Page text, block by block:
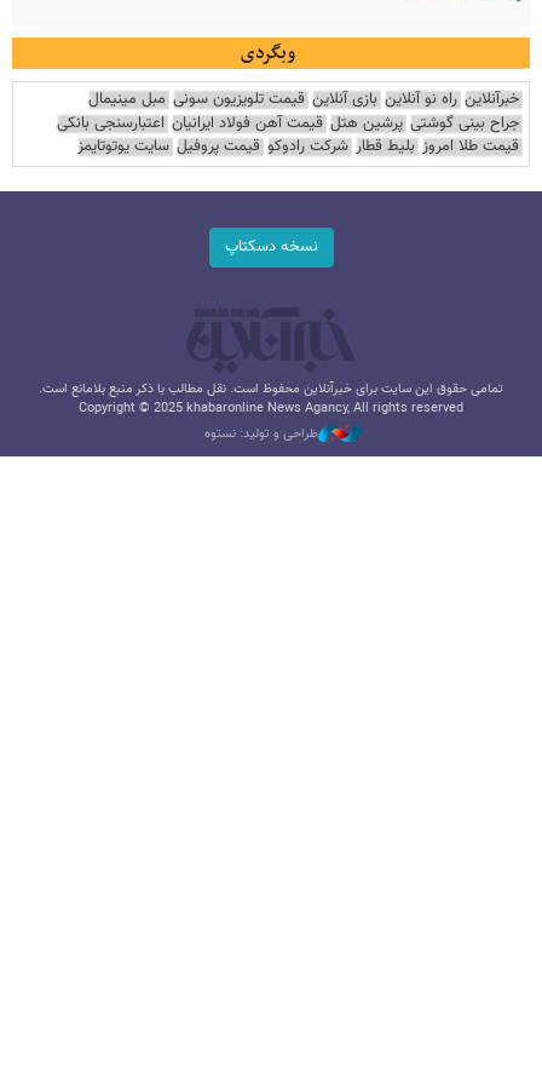
وبگردی
خبرآنلاین راه نو آنلاین بازی آنلاین قیمت تلویزیون سونی مبل مینیمال
جراح بینی گوشتی پرشین هتل قیمت آهن فولاد ایرانیان اعتبارسنجی بانکی
قیمت طلا امروز بلیط قطار شرکت رادوکو قیمت پروفیل سایت یوتوتایمز
نسخه دسکتاپ
تمامی حقوق این سایت برای خبرآنلاین محفوظ است. نقل مطالب با ذکر منبع بلامانع است.
Copyright © 2025 khabaronline News Agancy, All rights reserved
طراحی و تولید: نستوه